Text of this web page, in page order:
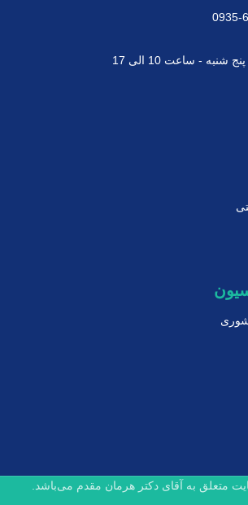
شنبه - ساعت 10 الی 17
متعلق به آقای دکتر هرمان مقدم می‌باشد.